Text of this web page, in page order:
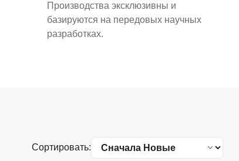
Производства эксклюзивны и
базируются на передовых научных
разработках.
Сортировать: